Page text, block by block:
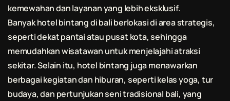
kemewahan dan layanan yang lebih eksklusif.
Banyak hotel bintang dibaliberlokasi di area strategis,
seperti dekat pantai atau pusat kota, sehingga
memudahkan wisatawan untuk menjelajahi atraksi
sekitar. Selain itu, hotel bintang juga menawarkan
berbagai kegiatan dan hiburan, seperti kelas yoga, tur
budaya, dan pertunjukan seni tradisional bali, yang